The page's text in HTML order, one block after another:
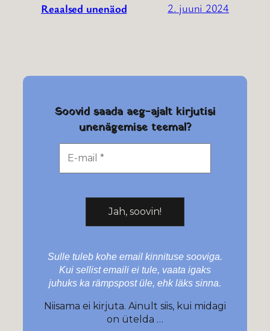
Reaalsed unenäod 2. juuni 2024
Soovid saada aeg-ajalt kirjutisi
unenägemise teemal?
Sulle tuleb kohe email kinnituse sooviga.
Kui sellist emaili ei tule, vaata igaks
juhuks ka rämpspost üle, ehk läks sinna.
Niisama ei kirjuta. Ainult siis, kui midagi
on ütelda …